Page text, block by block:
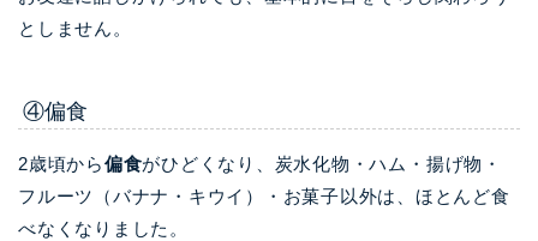
としません。
④偏食
2歳頃から偏食がひどくなり、炭水化物・ハム・揚げ物・
フルーツ（バナナ・キウイ）・お菓子以外は、ほとんど食
べなくなりました。